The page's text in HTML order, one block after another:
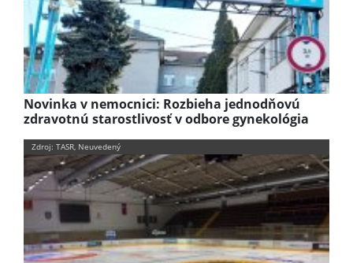
Novinka v nemocnici: Rozbieha jednodňovú
zdravotnú starostlivosť v odbore gynekológia
Zdroj: TASR, Neuvedený